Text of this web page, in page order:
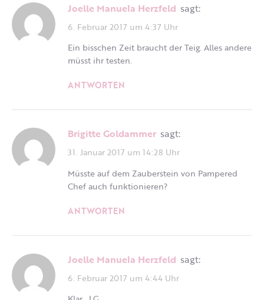
Joelle Manuela Herzfeld sagt:
6. Februar 2017 um 4:37 Uhr
Ein bisschen Zeit braucht der Teig. Alles andere
müsst ihr testen.
ANTWORTEN
Brigitte Goldammer sagt:
31. Januar 2017 um 14:28 Uhr
Müsste auf dem Zauberstein von Pampered
Chef auch funktionieren?
ANTWORTEN
Joelle Manuela Herzfeld sagt:
6. Februar 2017 um 4:44 Uhr